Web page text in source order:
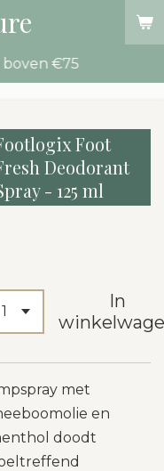
boven €75
Foot
Deodorant
- 125 ml
In
met
en
doodt